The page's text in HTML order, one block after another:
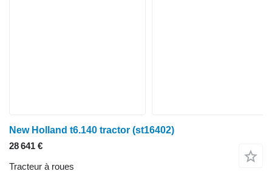
New Holland t6.140 tractor (st16402)
28 641 €
Tracteur à roues